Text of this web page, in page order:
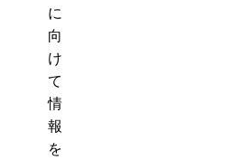
に
向
け
て
情
報
を